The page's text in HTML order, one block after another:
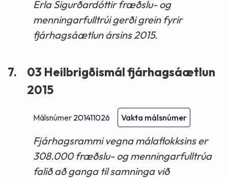
Erla Sigurðardóttir fræðslu- og
menningarfulltrúi gerði grein fyrir
fjárhagsáætlun ársins 2015.
7.
03 Heilbrigðismál fjárhagsáætlun
2015
Málsnúmer 201411026 Vakta málsnúmer
Fjárhagsrammi vegna málaflokksins er
308.000 fræðslu- og menningarfulltrúa
falið að ganga til samninga við